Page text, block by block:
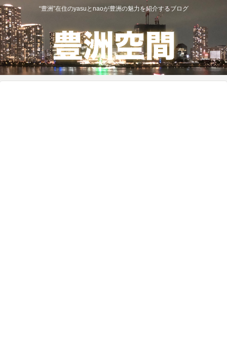
“豊洲”在住のyasuとnaoが豊洲の魅力を紹介するブログ